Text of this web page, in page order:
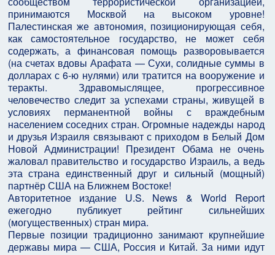
принимаются Москвой на высоком уровне!
Палестинская же автономия, позиционирующая себя,
как самостоятельное государство, не может себя
содержать, а финансовая помощь разворовывается
(на счетах вдовы Арафата — Сухи, солидные суммы в
долларах с 6-ю нулями) или тратится на вооружение и
теракты. Здравомыслящее, прогрессивное
человечество следит за успехами страны, живущей в
условиях перманентной войны с враждебным
населением соседних стран. Огромные надежды народ
и друзья Израиля связывают с приходом в Белый Дом
Новой Администрации! Президент Обама не очень
жаловал правительство и государство Израиль, а ведь
эта страна единственный друг и сильный (мощный)
партнёр США на Ближнем Востоке!
Авторитетное издание U.S. News & World Report
ежегодно публикует рейтинг сильнейших
(могущественных) стран мира.
Первые позиции традиционно занимают крупнейшие
державы мира — США, Россия и Китай. За ними идут